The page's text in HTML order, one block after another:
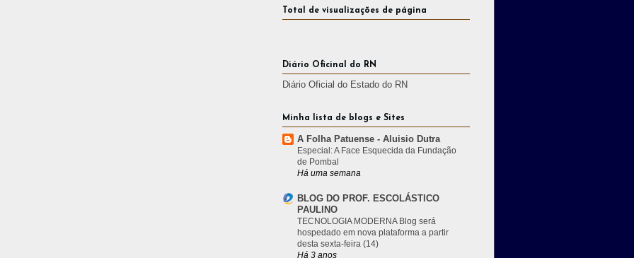
Total de visualizações de página
Diário Oficinal do RN
Diário Oficial do Estado do RN
Minha lista de blogs e Sites
A Folha Patuense - Aluisio Dutra
Especial: A Face Esquecida da Fundação
de Pombal
Há uma semana
BLOG DO PROF. ESCOLÁSTICO
PAULINO
TECNOLOGIA MODERNA Blog será
hospedado em nova plataforma a partir
desta sexta-feira (14)
Há 3 anos